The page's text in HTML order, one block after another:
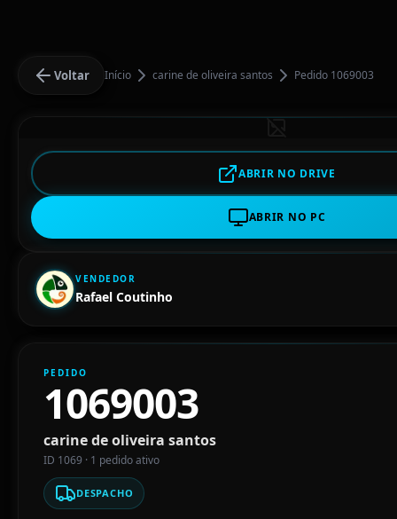
Voltar Início carine de oliveira santos Pedido 1069003
ABRIR NO DRIVE
ABRIR NO PC
VENDEDOR
Rafael Coutinho
PEDIDO
1069003
carine de oliveira santos
ID 1069 · 1 pedido ativo
DESPACHO